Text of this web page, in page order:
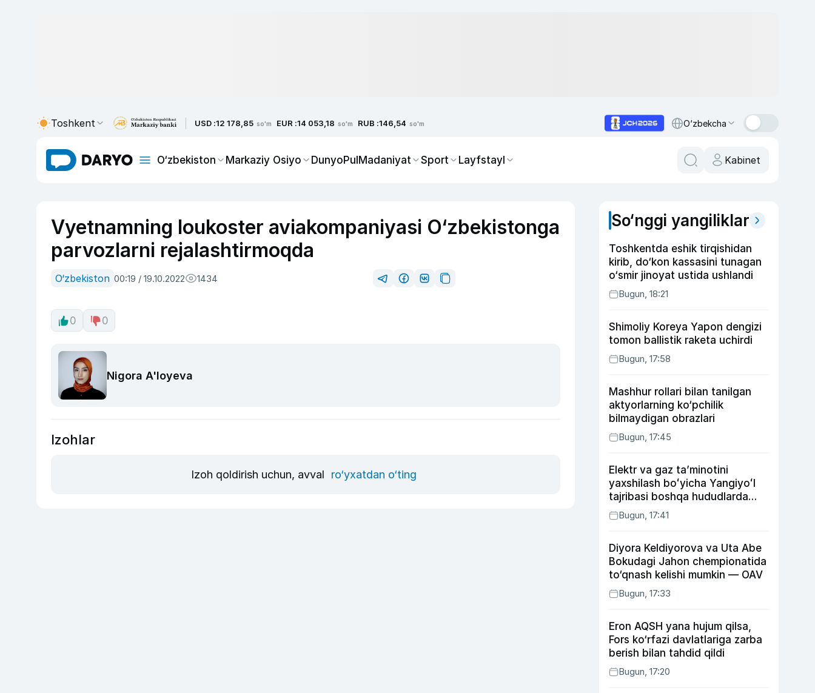
Toshkent USD :12 178,85 so'm EUR :14 053,18 so'm RUB :146,54 so'm O‘zbekcha
O‘zbekiston Markaziy Osiyo DunyoPulMadaniyat Sport Layfstayl Kabinet
Vyetnamning loukoster aviakompaniyasi O‘zbekistonga
parvozlarni rejalashtirmoqda
O‘zbekiston 00:19 / 19.10.2022 1434
0 0
Nigora A'loyeva
Izohlar
Izoh qoldirish uchun, avval ro‘yxatdan o‘ting
So‘nggi yangiliklar
Toshkentda eshik tirqishidan
kirib, do‘kon kassasini tunagan
o‘smir jinoyat ustida ushlandi
Bugun, 18:21
Shimoliy Koreya Yapon dengizi
tomon ballistik raketa uchirdi
Bugun, 17:58
Mashhur rollari bilan tanilgan
aktyorlarning ko‘pchilik
bilmaydigan obrazlari
Bugun, 17:45
Elektr va gaz taʼminotini
yaxshilash boʻyicha Yangiyoʻl
tajribasi boshqa hududlarda
ham joriy etiladi
Bugun, 17:41
Diyora Keldiyorova va Uta Abe
Bokudagi Jahon chempionatida
to‘qnash kelishi mumkin — OAV
Bugun, 17:33
Eron AQSH yana hujum qilsa,
Fors ko‘rfazi davlatlariga zarba
berish bilan tahdid qildi
Bugun, 17:20